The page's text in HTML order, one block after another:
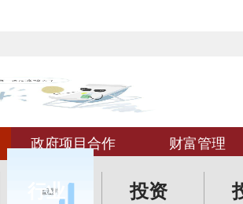
政府项目合作 财富管理
行业
投资